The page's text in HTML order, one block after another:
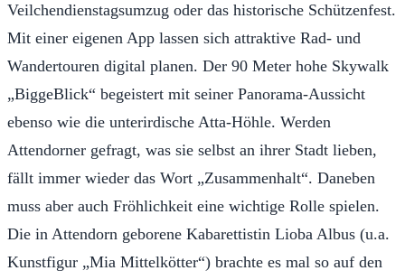
Veilchendienstagsumzug oder das historische Schützenfest.
Mit einer eigenen App lassen sich attraktive Rad- und
Wandertouren digital planen. Der 90 Meter hohe Skywalk
„BiggeBlick“ begeistert mit seiner Panorama-Aussicht
ebenso wie die unterirdische Atta-Höhle. Werden
Attendorner gefragt, was sie selbst an ihrer Stadt lieben,
fällt immer wieder das Wort „Zusammenhalt“. Daneben
muss aber auch Fröhlichkeit eine wichtige Rolle spielen.
Die in Attendorn geborene Kabarettistin Lioba Albus (u.a.
Kunstfigur „Mia Mittelkötter“) brachte es mal so auf den